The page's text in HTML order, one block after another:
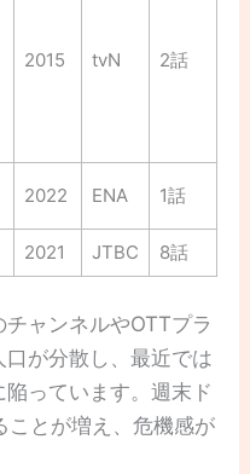
2015 tvN 2話
2022 ENA 1話
2021 JTBC 8話
ャンネルやOTTプラ
が分散し、最近では
っています。週末ド
ことが増え、危機感が